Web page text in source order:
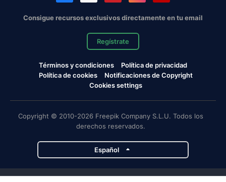
Consigue recursos exclusivos directamente en tu email
Regístrate
Términos y condiciones
Política de privacidad
Política de cookies
Notificaciones de Copyright
Cookies settings
Copyright © 2010-2026 Freepik Company S.L.U. Todos los
derechos reservados.
Español